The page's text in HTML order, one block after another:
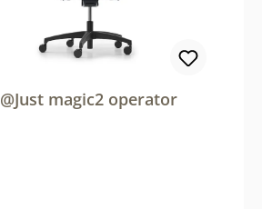
@Just magic2 operator